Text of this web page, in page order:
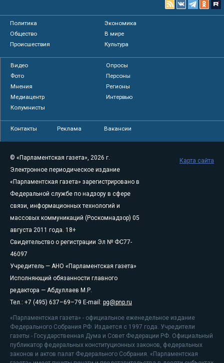
Политика
Экономика
Общество
В мире
Происшествия
Культура
Видео
Опросы
Фото
Персоны
Мнения
Регионы
Медиацентр
Интервью
Колумнисты
Контакты Реклама Вакансии
© «Парламентская газета», 2026 г.
Электронное периодическое издание
«Парламентская газета» зарегистрировано в
Федеральной службе по надзору в сфере
связи, информационных технологий и
массовых коммуникаций (Роскомнадзор) 05
августа 2011 года. 18+
Свидетельство о регистрации Эл № ФС77-
46097
Учредитель — АНО «Парламентская газета»
Исполняющий обязанности главного
редактора — Абдуллаев М.Р.
Тел.: +7 (495) 637–69–79 E-mail: pg@pnp.ru
«Парламентская газета» - официальное еженедельное издание
Федерального Собрания РФ. Издается с 1997 года. Учредители
газеты - Государственная Дума и Совет Федерации РФ. Официальный
публикатор федеральных конституционных законов, федеральных
законов и актов палат Федерального Собрания. «Парламентская
Карта сайта